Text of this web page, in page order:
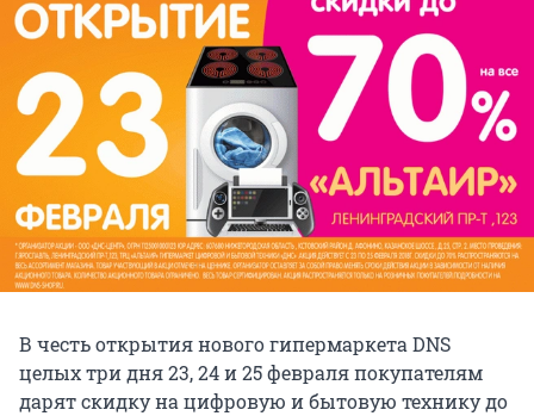
В честь открытия нового гипермаркета DNS
целых три дня 23, 24 и 25 февраля покупателям
дарят скидку на цифровую и бытовую технику до